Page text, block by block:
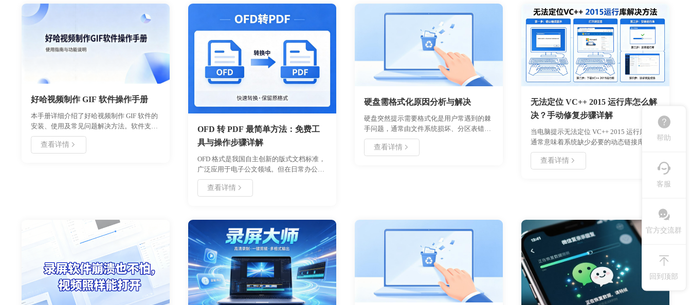
好哈视频制作 GIF 软件操作手册
本手册详细介绍了好哈视频制作 GIF 软件的
安装、使用及常见问题解决方法。软件支持
高清视频转 GIF、屏幕录制生成动画及多种
编辑功能，适用于社交媒体分享及教学演
查看详情
OFD 转 PDF 最简单方法：免费工
具与操作步骤详解
OFD 格式是我国自主创新的版式文档标准，
广泛应用于电子公文领域。但在日常办公
中，PDF 格式兼容性更强。本文介绍如何使
用浙舟 OFD 转换工具，免费、安全地将
性，适合财务、行政及法务人员使用。
查看详情
硬盘需格式化原因分析与解决
硬盘突然提示需要格式化是用户常遇到的棘
手问题，通常由文件系统损坏、分区表错误
或非法拔插导致。本文深入分析了导致该现
象的核心原因，提供了从数据救援到修复操
查看详情
无法定位 VC++ 2015 运行库怎么解
决？手动修复步骤详解
当电脑提示无法定位 VC++ 2015 运行库时，
通常意味着系统缺少必要的动态链接库文
件。本文针对小白用户，提供无需复杂工具
的手动修复方案。我们将分析错误成因，准
件、重新安装组件。遵循本教程可有效解决
查看详情
帮助
客服
官方交流群
回到顶部